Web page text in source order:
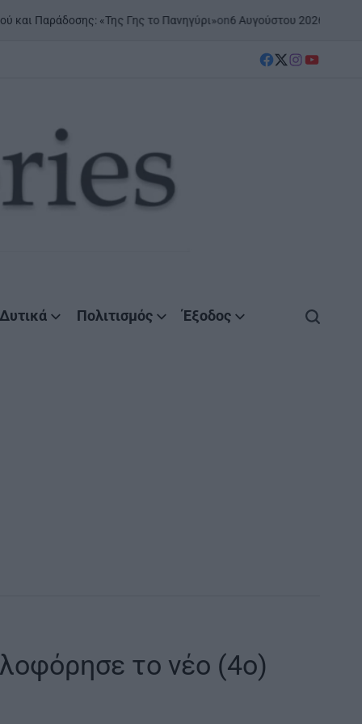
«Της Γης το Πανηγύρι»on6 Αυγούστου 2026 Posted by
facebook
Twitter
instagram
YouTube
Δυτικά Πολιτισμός Έξοδος
το νέο (4o)